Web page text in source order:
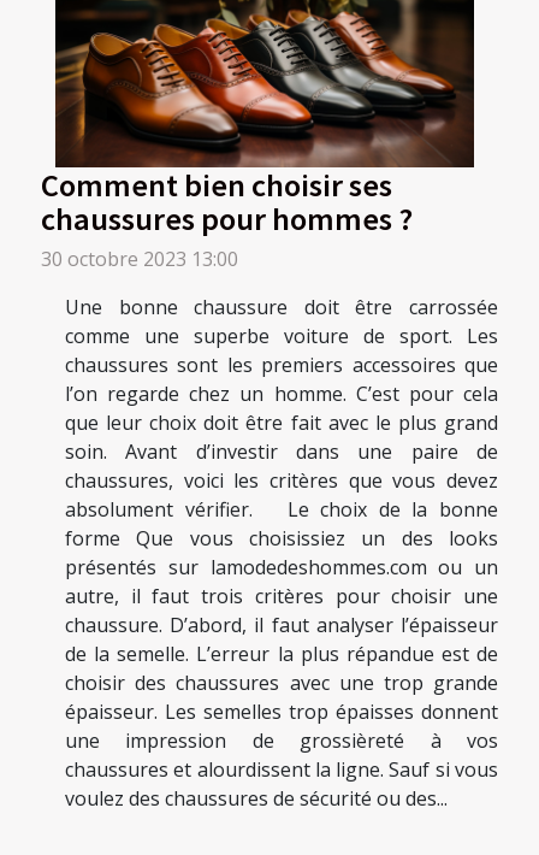
Comment bien choisir ses
chaussures pour hommes ?
30 octobre 2023 13:00
Une bonne chaussure doit être carrossée
comme une superbe voiture de sport. Les
chaussures sont les premiers accessoires que
l’on regarde chez un homme. C’est pour cela
que leur choix doit être fait avec le plus grand
soin. Avant d’investir dans une paire de
chaussures, voici les critères que vous devez
absolument vérifier. Le choix de la bonne
forme Que vous choisissiez un des looks
présentés sur lamodedeshommes.com ou un
autre, il faut trois critères pour choisir une
chaussure. D’abord, il faut analyser l’épaisseur
de la semelle. L’erreur la plus répandue est de
choisir des chaussures avec une trop grande
épaisseur. Les semelles trop épaisses donnent
une impression de grossièreté à vos
chaussures et alourdissent la ligne. Sauf si vous
voulez des chaussures de sécurité ou des...